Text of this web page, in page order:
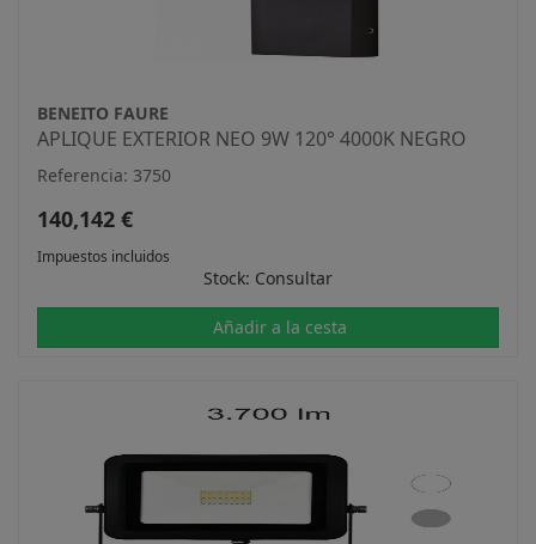
BENEITO FAURE
APLIQUE EXTERIOR NEO 9W 120° 4000K NEGRO
Referencia: 3750
140,142 €
Impuestos incluidos
Stock: Consultar
Añadir a la cesta